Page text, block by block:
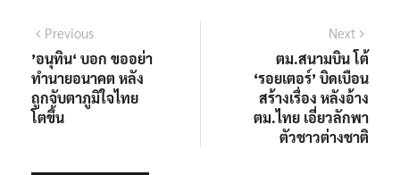
แนะแนว
เรื่อง
PreviousPrevious
post:
’อนุทิน‘ บอก ขออย่า
ทำนายอนาคต หลัง
Next
ตม.สนามบิน โต้
‘รอยเตอร์’ บิดเบือน
สร้างเรื่อง หลังอ้าง